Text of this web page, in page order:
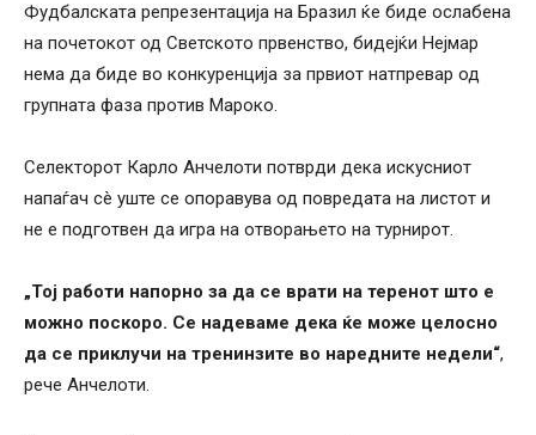
Фудбалската репрезентација на Бразил ќе биде ослабена
на почетокот од Светското првенство, бидејќи Нејмар
нема да биде во конкуренција за првиот натпревар од
групната фаза против Мароко.
Селекторот Карло Анчелоти потврди дека искусниот
напаѓач сè уште се опоравува од повредата на листот и
не е подготвен да игра на отворањето на турнирот.
„Тој работи напорно за да се врати на теренот што е
можно поскоро. Се надеваме дека ќе може целосно
да се приклучи на тренинзите во наредните недели“,
рече Анчелоти.